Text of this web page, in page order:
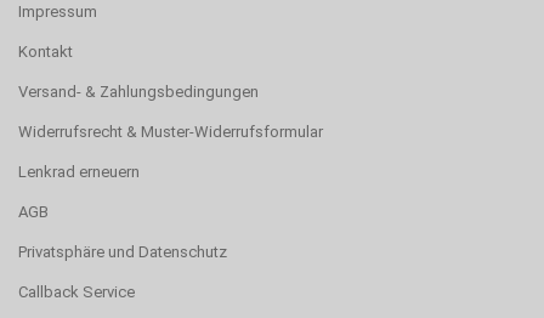
Impressum
Kontakt
Versand- & Zahlungsbedingungen
Widerrufsrecht & Muster-Widerrufsformular
Lenkrad erneuern
AGB
Privatsphäre und Datenschutz
Callback Service